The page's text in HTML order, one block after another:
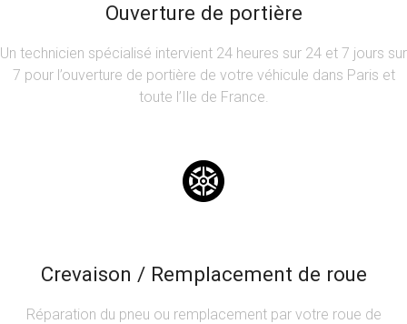
Ouverture de portière
Un technicien spécialisé intervient 24 heures sur 24 et 7 jours sur
7 pour l’ouverture de portière de votre véhicule dans Paris et
toute l’Ile de France.
Crevaison / Remplacement de roue
Réparation du pneu ou remplacement par votre roue de